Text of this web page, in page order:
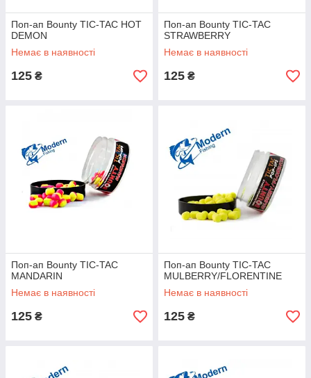
Поп-ап Bounty TIC-TAC HOT
DEMON
Немає в наявності
125 ₴
Поп-ап Bounty TIC-TAC
STRAWBERRY
Немає в наявності
125 ₴
Поп-ап Bounty TIC-TAC
MANDARIN
Немає в наявності
125 ₴
Поп-ап Bounty TIC-TAC
MULBERRY/FLORENTINE
Немає в наявності
125 ₴